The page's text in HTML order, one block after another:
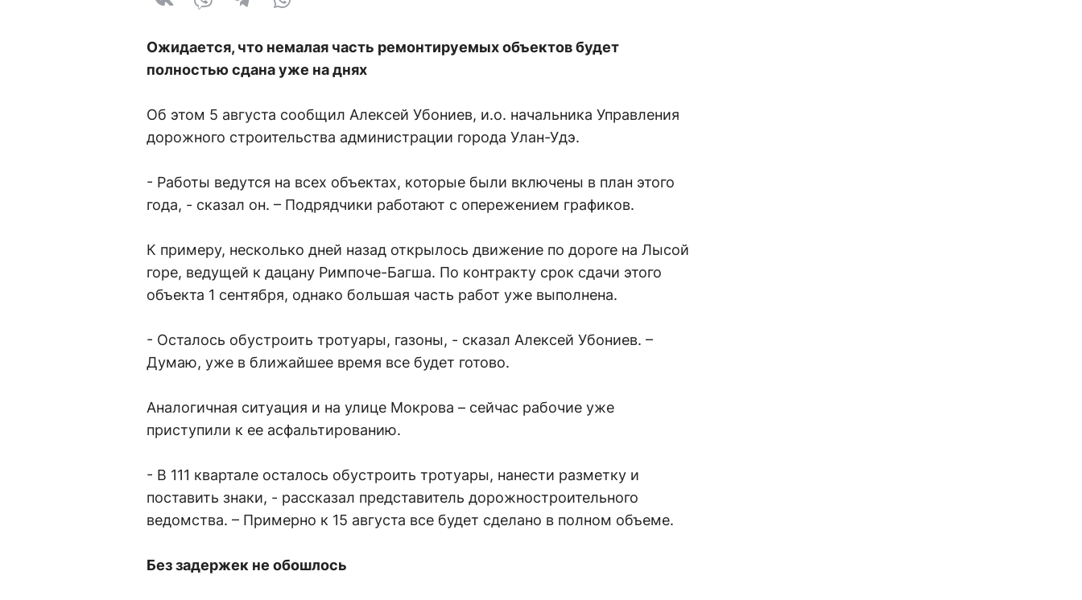
Ожидается, что немалая часть ремонтируемых объектов будет
полностью сдана уже на днях
Об этом 5 августа сообщил Алексей Убониев, и.о. начальника Управления
дорожного строительства администрации города Улан-Удэ.
- Работы ведутся на всех объектах, которые были включены в план этого
года, - сказал он. – Подрядчики работают с опережением графиков.
К примеру, несколько дней назад открылось движение по дороге на Лысой
горе, ведущей к дацану Римпоче-Багша. По контракту срок сдачи этого
объекта 1 сентября, однако большая часть работ уже выполнена.
- Осталось обустроить тротуары, газоны, - сказал Алексей Убониев. –
Думаю, уже в ближайшее время все будет готово.
Аналогичная ситуация и на улице Мокрова – сейчас рабочие уже
приступили к ее асфальтированию.
- В 111 квартале осталось обустроить тротуары, нанести разметку и
поставить знаки, - рассказал представитель дорожностроительного
ведомства. – Примерно к 15 августа все будет сделано в полном объеме.
Без задержек не обошлось